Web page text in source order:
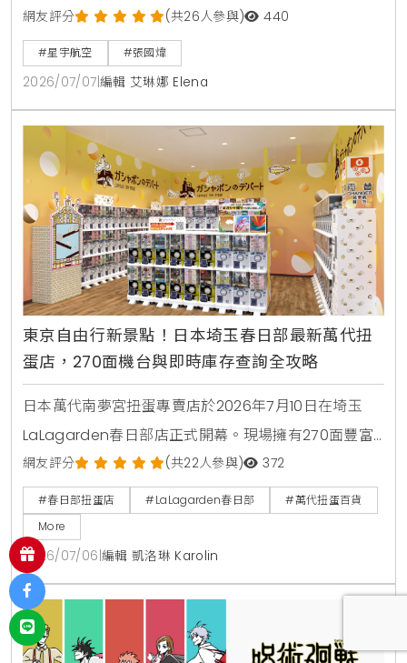
部交機，並將飛機駕駛回台。機身採用特殊雲母塗料呈
現液態金屬質感，機腹更巧妙融入機械鯊魚設計。1比
200限量飛機模型於7月5日起在星宇小舖開賣。
網友評分 (共26人參與) 440
#星宇航空 #張國煒
2026/07/07 編輯 艾琳娜 Elena
東京自由行新景點！日本埼玉春日部最新萬代扭
蛋店，270面機台與即時庫存查詢全攻略
日本萬代南夢宮扭蛋專賣店於2026年7月10日在埼玉
LaLagarden春日部店正式開幕。現場擁有270面豐富
機台，包含蠟筆小新壽司公仔、排球少年等最新萬代熱
門扭蛋商品。引進線上即時庫存查詢系統，並於開幕前
3天推出追蹤社群送棉質束口袋、回收空蛋殼換特製提
袋等好康活動，是東京自由行最新景點。
網友評分 (共22人參與) 372
#春日部扭蛋店 #LaLagarden春日部
#萬代扭蛋百貨
More
2026/07/06 編輯 凱洛琳 Karolin